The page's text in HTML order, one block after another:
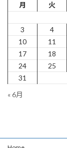
月
火
3
4
10
11
17
18
24
25
31
« 6月